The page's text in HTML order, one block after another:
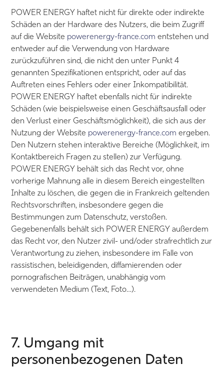
POWER ENERGY haftet nicht für direkte oder indirekte
Schäden an der Hardware des Nutzers, die beim Zugriff
auf die Website powerenergy-france.com entstehen und
entweder auf die Verwendung von Hardware
zurückzuführen sind, die nicht den unter Punkt 4
genannten Spezifikationen entspricht, oder auf das
Auftreten eines Fehlers oder einer Inkompatibilität.
POWER ENERGY haftet ebenfalls nicht für indirekte
Schäden (wie beispielsweise einen Geschäftsausfall oder
den Verlust einer Geschäftsmöglichkeit), die sich aus der
Nutzung der Website powerenergy-france.com ergeben.
Den Nutzern stehen interaktive Bereiche (Möglichkeit, im
Kontaktbereich Fragen zu stellen) zur Verfügung.
POWER ENERGY behält sich das Recht vor, ohne
vorherige Mahnung alle in diesem Bereich eingestellten
Inhalte zu löschen, die gegen die in Frankreich geltenden
Rechtsvorschriften, insbesondere gegen die
Bestimmungen zum Datenschutz, verstoßen.
Gegebenenfalls behält sich POWER ENERGY außerdem
das Recht vor, den Nutzer zivil- und/oder strafrechtlich zur
Verantwortung zu ziehen, insbesondere im Falle von
rassistischen, beleidigenden, diffamierenden oder
pornografischen Beiträgen, unabhängig vom
verwendeten Medium (Text, Foto…).
7. Umgang mit
personenbezogenen Daten